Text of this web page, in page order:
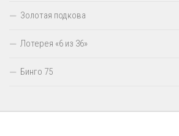
Золотая подкова
Лотерея «6 из 36»
Бинго 75